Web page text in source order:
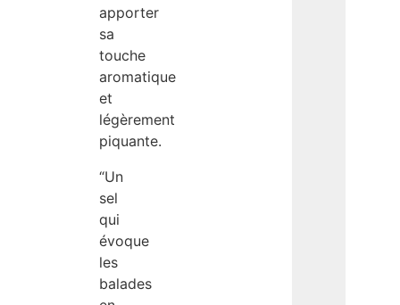
apporter
sa
touche
aromatique
et
légèrement
piquante.
“Un
sel
qui
évoque
les
balades